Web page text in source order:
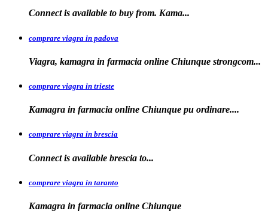
Connect is available to buy from. Kama...
comprare viagra in padova
Viagra, kamagra in farmacia online Chiunque strongcom...
comprare viagra in trieste
Kamagra in farmacia online Chiunque pu ordinare....
comprare viagra in brescia
Connect is available brescia to...
comprare viagra in taranto
Kamagra in farmacia online Chiunque